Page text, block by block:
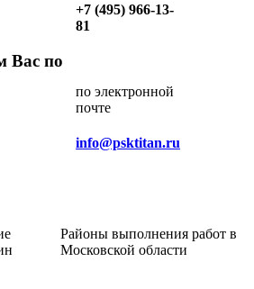
Вас по
+7 (495) 966-13-
81
по электронной
почте
info@psktitan.ru
Районы выполнения работ в
Московской области